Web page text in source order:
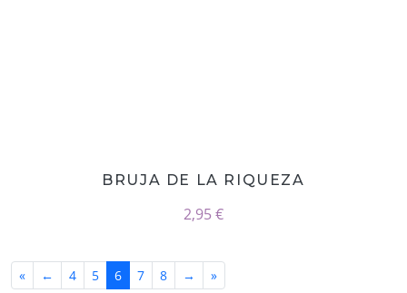
BRUJA DE LA RIQUEZA
2,95 €
« ← 4 5 6 7 8 → »